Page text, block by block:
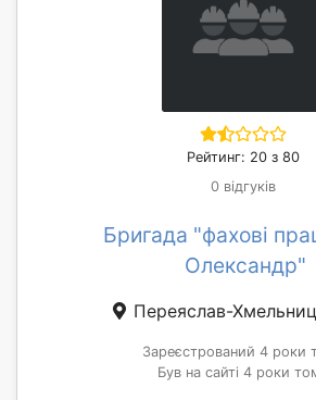
Рейтинг: 20 з 80
0 відгуків
Бригада "фахові
Олександр"
Переяслав-
Зареєстрований 4 роки
Був на сайті 4 роки